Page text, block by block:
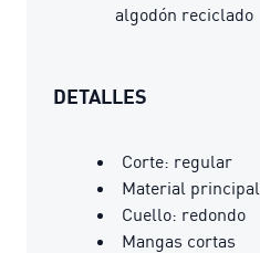
algodón reciclado
DETALLES
Corte: regular
Material
Cuello: redondo
Mangas cortas